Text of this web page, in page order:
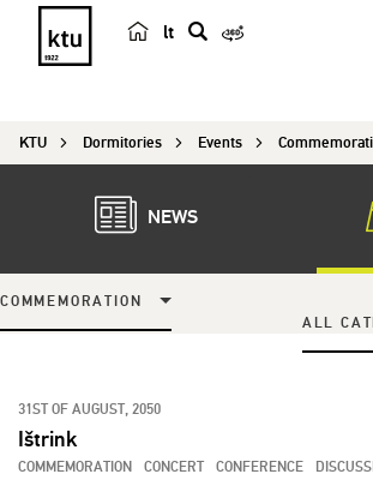
lt
r
h
KTU Dormitories Events
NEWS
COMMEMORATION
ALL
31ST OF AUGUST, 2050
Ištrink
COMMEMORATION CONCERT CONFERENCE